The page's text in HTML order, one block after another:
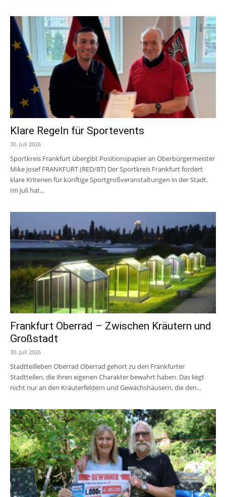
Klare Regeln für Sportevents
30. Juli 2026
Sportkreis Frankfurt übergibt Positionspapier an Oberbürgermeister
Mike Josef FRANKFURT (RED/BT) Der Sportkreis Frankfurt fordert
klare Kriterien für künftige Sportgroßveranstaltungen in der Stadt.
Im Juli hat...
Frankfurt Oberrad – Zwischen Kräutern und
Großstadt
30. Juli 2026
Stadtteilleben Oberrad Oberrad gehört zu den Frankfurter
Stadtteilen, die ihren eigenen Charakter bewahrt haben. Das liegt
nicht nur an den Kräuterfeldern und Gewächshäusern, die den...